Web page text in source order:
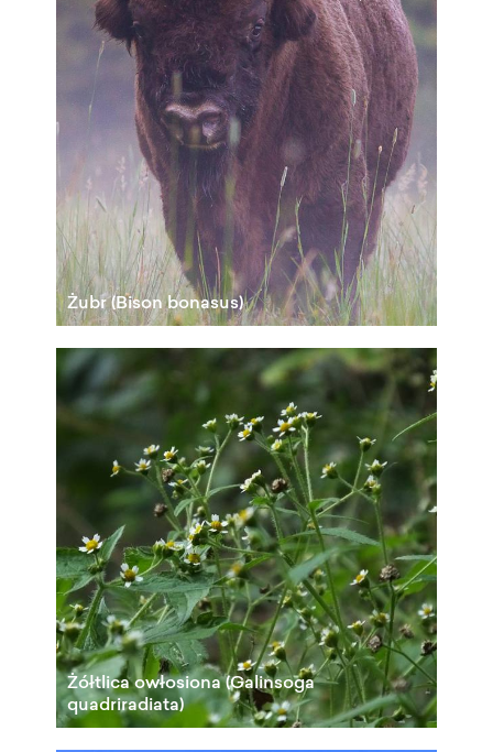
Żubr (Bison bonasus)
Żółtlica owłosiona (Galinsoga
quadriradiata)